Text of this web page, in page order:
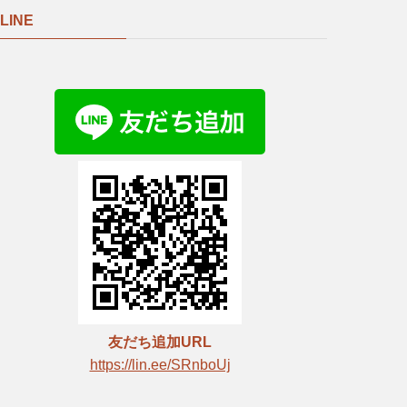
LINE
友だち追加URL
https://lin.ee/SRnboUj